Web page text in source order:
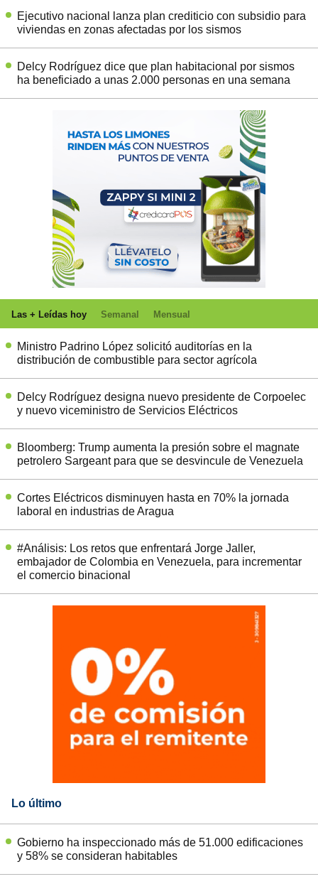
Ejecutivo nacional lanza plan crediticio con subsidio para
viviendas en zonas afectadas por los sismos
Delcy Rodríguez dice que plan habitacional por sismos
ha beneficiado a unas 2.000 personas en una semana
Las + Leídas hoy Semanal Mensual
Ministro Padrino López solicitó auditorías en la
distribución de combustible para sector agrícola
Delcy Rodríguez designa nuevo presidente de Corpoelec
y nuevo viceministro de Servicios Eléctricos
Bloomberg: Trump aumenta la presión sobre el magnate
petrolero Sargeant para que se desvincule de Venezuela
Cortes Eléctricos disminuyen hasta en 70% la jornada
laboral en industrias de Aragua
#Análisis: Los retos que enfrentará Jorge Jaller,
embajador de Colombia en Venezuela, para incrementar
el comercio binacional
Lo último
Gobierno ha inspeccionado más de 51.000 edificaciones
y 58% se consideran habitables